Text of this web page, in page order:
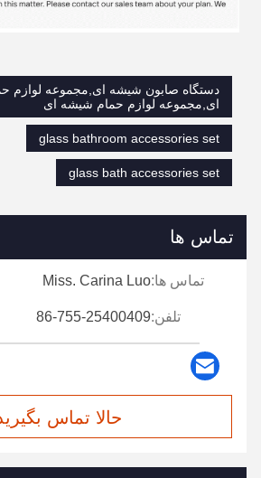
دستگاه صابون شیشه ای,مجموعه لوازم
ای,مجموعه لوازم حمام شیشه ای
glass bathroom accessories set
glass bath accessories set
تماس ها
تماس ها:Miss. Carina Luo
تلفن:86-755-25400409
حالا تماس